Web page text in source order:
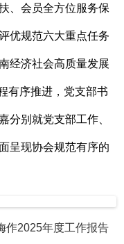
、会员全方位服务保
优规范六大重点任务
经济社会高质量发展
有序推进，党支部书
分别就党支部工作、
呈现协会规范有序的
作2025年度工作报告